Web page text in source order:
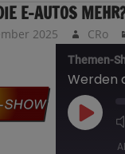
E-AUTOS
2025 CRo
Themen-
Werden
PLAY
EPISODE